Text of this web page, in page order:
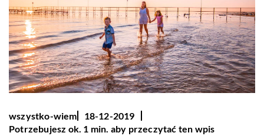
wszystko-wiem
18-12-2019
Potrzebujesz ok. 1 min. aby przeczytać ten wpis